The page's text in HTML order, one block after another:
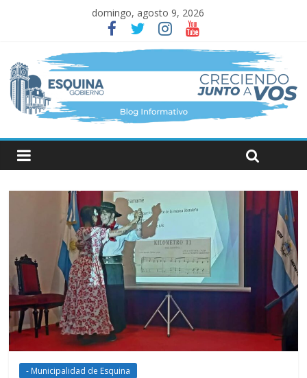
domingo, agosto 9, 2026
- Municipalidad de Esquina